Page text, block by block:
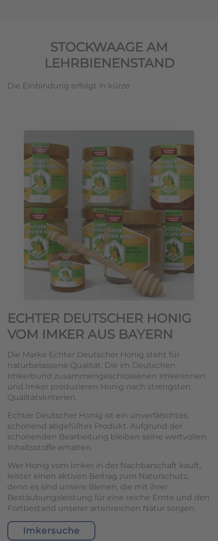
STOCKWAAGE AM
LEHRBIENENSTAND
Die Einbindung erfolgt in kürze
ECHTER DEUTSCHER HONIG
VOM IMKER AUS BAYERN
Die Marke Echter Deutscher Honig steht für
naturbelassene Qualität. Die im Deutschen
Imkerbund zusammengeschlossenen Imkerinnen
und Imker produzieren Honig nach strengsten
Qualitätskriterien.
Echter Deutscher Honig ist ein unverfälschtes,
schonend abgefülltes Produkt. Aufgrund der
schonenden Bearbeitung bleiben seine wertvollen
Inhaltsstoffe erhalten.
Wer Honig vom Imker in der Nachbarschaft kauft,
leistet einen aktiven Beitrag zum Naturschutz,
denn es sind unsere Bienen, die mit ihrer
Bestäubungsleistung für eine reiche Ernte und den
Fortbestand unserer artenreichen Natur sorgen.
Imkersuche